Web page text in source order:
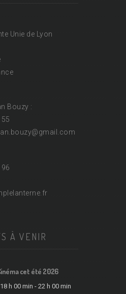
Unie de Lyon
Bouzy :
gmail.com
À VENIR
cet été 2026
h 00 min - 22 h 00 min